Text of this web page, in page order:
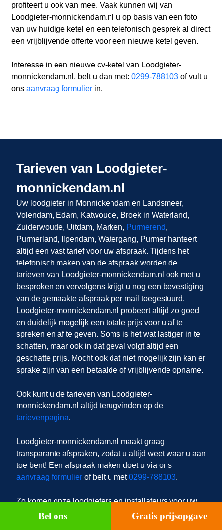
profiteert u ook van mee. Vaak kunnen wij van
Loodgieter-monnickendam.nl u op basis van een foto
van uw huidige ketel en een telefonisch gesprek al direct
een vrijblijvende offerte voor een nieuwe ketel geven.
Interesse in een nieuwe cv-ketel van Loodgieter-
monnickendam.nl, belt u dan met: 0299-788103of vult u
ons aanvraag formulierin.
Tarieven van Loodgieter-
monnickendam.nl
Uw loodgieter in Monnickendam en Landsmeer,
Volendam, Edam, Katwoude, Broek in Waterland,
Zuiderwoude, Uitdam, Marken, Purmerend,
Purmerland, Ilpendam, Watergang, Purmer hanteert
altijd een vast tarief voor uw afspraak. Tijdens het
telefonisch maken van de afspraak worden de
tarieven van Loodgieter-monnickendam.nl ook met u
besproken en vervolgens krijgt u nog een bevestiging
van de gemaakte afspraak per mail toegestuurd.
Loodgieter-monnickendam.nl probeert altijd zo goed
en duidelijk mogelijk een totale prijs voor u af te
spreken en af te geven. Soms is het wat lastiger in te
schatten, maar ook in dat geval volgt altijd een
geschatte prijs. Mocht ook dat niet mogelijk zijn kan er
sprake zijn van een betaalde of vrijblijvende opname.
Ook kunt u de tarieven van Loodgieter-
monnickendam.nl altijd terugvinden op de
tarievenpagina.
Loodgieter-monnickendam.nl maakt graag
transparante afspraken, zodat u altijd weet waar u aan
toe bent! Een afspraak maken doet u via ons
aanvraag formulierof belt u met0299-788103.
Zo komen onze loodgieters en installateurs voor uw
CV-ketel in Monnickendam in Monnickendam en
Bel ons Gratis prijsopgave